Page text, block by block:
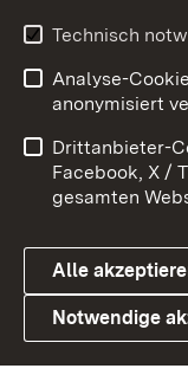
Youtube
Link zum
Datenschutz
Technisch
Analyse-
anonymisiert
Drittanbieter-
Facebook, X /
gesamten
Alle
Notwendige